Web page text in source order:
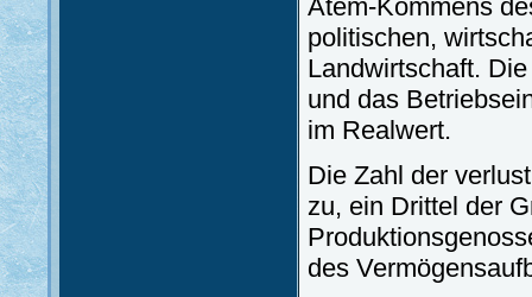
Atem-Kommens
politischen,
Landwirtschaft.
und das
im Realwert.
Die Zahl der
zu, ein Drittel der
des